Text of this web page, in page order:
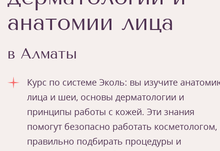
анатомии лица
в Алматы
Курс по системе Эколь: вы изучите
лица и шеи, основы дерматологии и
принципы работы с кожей. Эти знания
помогут безопасно работать косметологом,
правильно подбирать процедуры и